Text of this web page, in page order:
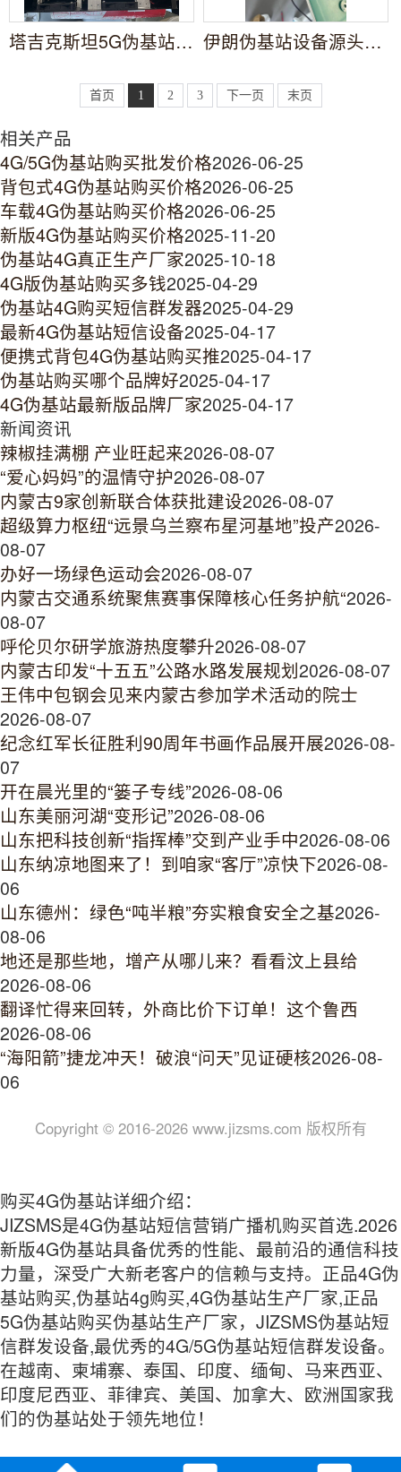
塔吉克斯坦5G伪基站购买 伊朗伪基站设备源头厂家
首页 1 2 3 下一页 末页
相关产品
4G/5G伪基站购买批发价格2026-06-25
背包式4G伪基站购买价格2026-06-25
车载4G伪基站购买价格2026-06-25
新版4G伪基站购买价格2025-11-20
伪基站4G真正生产厂家2025-10-18
4G版伪基站购买多钱2025-04-29
伪基站4G购买短信群发器2025-04-29
最新4G伪基站短信设备2025-04-17
便携式背包4G伪基站购买推2025-04-17
伪基站购买哪个品牌好2025-04-17
4G伪基站最新版品牌厂家2025-04-17
新闻资讯
辣椒挂满棚 产业旺起来2026-08-07
“爱心妈妈”的温情守护2026-08-07
内蒙古9家创新联合体获批建设2026-08-07
超级算力枢纽“远景乌兰察布星河基地”投产2026-
08-07
办好一场绿色运动会2026-08-07
内蒙古交通系统聚焦赛事保障核心任务护航“2026-
08-07
呼伦贝尔研学旅游热度攀升2026-08-07
内蒙古印发“十五五”公路水路发展规划2026-08-07
王伟中包钢会见来内蒙古参加学术活动的院士
2026-08-07
纪念红军长征胜利90周年书画作品展开展2026-08-
07
开在晨光里的“篓子专线”2026-08-06
山东美丽河湖“变形记”2026-08-06
山东把科技创新“指挥棒”交到产业手中2026-08-06
山东纳凉地图来了！到咱家“客厅”凉快下2026-08-
06
山东德州：绿色“吨半粮”夯实粮食安全之基2026-
08-06
地还是那些地，增产从哪儿来？看看汶上县给
2026-08-06
翻译忙得来回转，外商比价下订单！这个鲁西
2026-08-06
“海阳箭”捷龙冲天！破浪“问天”见证硬核2026-08-
06
Copyright © 2016-2026 www.jizsms.com 版权所有
购买4G伪基站详细介绍：
JIZSMS是4G伪基站短信营销广播机购买首选.2026
新版4G伪基站具备优秀的性能、最前沿的通信科技
力量，深受广大新老客户的信赖与支持。正品4G伪
基站购买,伪基站4g购买,4G伪基站生产厂家,正品
5G伪基站购买伪基站生产厂家，JIZSMS伪基站短
信群发设备,最优秀的4G/5G伪基站短信群发设备。
在越南、柬埔寨、泰国、印度、缅甸、马来西亚、
印度尼西亚、菲律宾、美国、加拿大、欧洲国家我
们的伪基站处于领先地位！